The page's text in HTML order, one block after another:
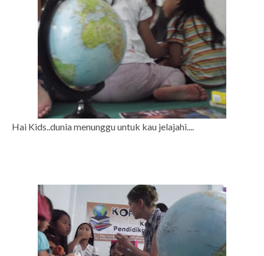
Hai Kids..dunia menunggu untuk kau jelajahi....